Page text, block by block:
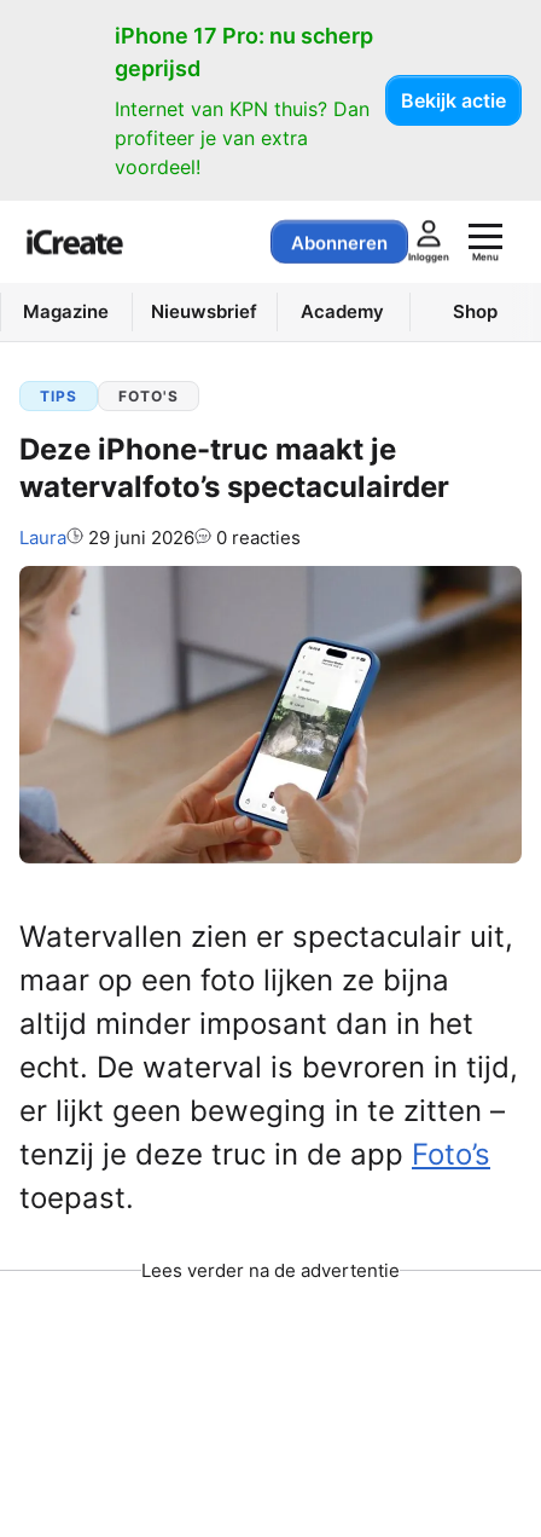
iPhone 17 Pro: nu scherp
geprijsd
Internet van KPN thuis? Dan
profiteer je van extra
voordeel!
Bekijk actie
Abonneren
Inloggen Menu
Magazine Nieuwsbrief Academy Shop
TIPS FOTO'S
Deze iPhone-truc maakt je
watervalfoto’s spectaculairder
Auteur:
Laura 29 juni 2026 0 reacties
Watervallen zien er spectaculair uit,
maar op een foto lijken ze bijna
altijd minder imposant dan in het
echt. De waterval is bevroren in tijd,
er lijkt geen beweging in te zitten –
tenzij je deze truc in de app Foto’s
toepast.
Lees verder na de advertentie